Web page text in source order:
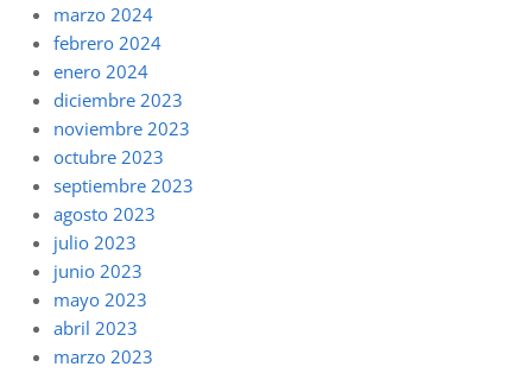
marzo 2024
febrero 2024
enero 2024
diciembre 2023
noviembre 2023
octubre 2023
septiembre 2023
agosto 2023
julio 2023
junio 2023
mayo 2023
abril 2023
marzo 2023